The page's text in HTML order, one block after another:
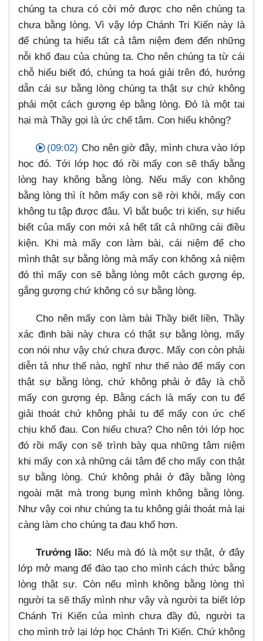
chúng ta chưa có cởi mở được cho nên chúng ta
chưa bằng lòng. Vì vậy lớp Chánh Tri Kiến này là
để chúng ta hiểu tất cả tâm niệm đem đến những
nỗi khổ đau của chúng ta. Cho nên chúng ta từ cái
chỗ hiểu biết đó, chúng ta hoá giải trên đó, hướng
dẫn cái sự bằng lòng chúng ta thật sự chứ không
phải một cách gượng ép bằng lòng. Đó là một tai
hại mà Thầy gọi là ức chế tâm. Con hiểu không?
(09:02) Cho nên giờ đây, mình chưa vào lớp
học đó. Tới lớp học đó rồi mấy con sẽ thấy bằng
lòng hay không bằng lòng. Nếu mấy con không
bằng lòng thì ít hôm mấy con sẽ rời khỏi, mấy con
không tu tập được đâu. Vì bắt buộc tri kiến, sự hiểu
biết của mấy con mới xả hết tất cả những cái điều
kiện. Khi mà mấy con làm bài, cái niệm để cho
mình thật sự bằng lòng mà mấy con không xả niệm
đó thì mấy con sẽ bằng lòng một cách gượng ép,
gắng gượng chứ không có sự bằng lòng.
Cho nên mấy con làm bài Thầy biết liền, Thầy
xác định bài này chưa có thật sự bằng lòng, mấy
con nói như vậy chứ chưa được. Mấy con còn phải
diễn tả như thế nào, nghĩ như thế nào để mấy con
thật sự bằng lòng, chứ không phải ở đây là chỗ
mấy con gượng ép. Bằng cách là mấy con tu để
giải thoát chứ không phải tu để mấy con ức chế
chịu khổ đau. Con hiểu chưa? Cho nên tới lớp học
đó rồi mấy con sẽ trình bày qua những tâm niệm
khi mấy con xả những cái tâm để cho mấy con thật
sự bằng lòng. Chứ không phải ở đây bằng lòng
ngoài mặt mà trong bụng mình không bằng lòng.
Như vậy coi như chúng ta tu không giải thoát mà lại
càng làm cho chúng ta đau khổ hơn.
Trưởng lão: Nếu mà đó là một sự thật, ở đây
lớp mở mang để đào tạo cho mình cách thức bằng
lòng thật sự. Còn nếu mình không bằng lòng thì
người ta sẽ thấy mình như vậy và người ta biết lớp
Chánh Tri Kiến của mình chưa đầy đủ, người ta
cho mình trở lại lớp học Chánh Tri Kiến. Chứ không